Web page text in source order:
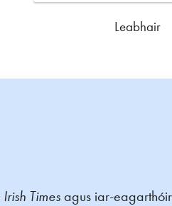
Leabhair
Irish Timesagus iar-